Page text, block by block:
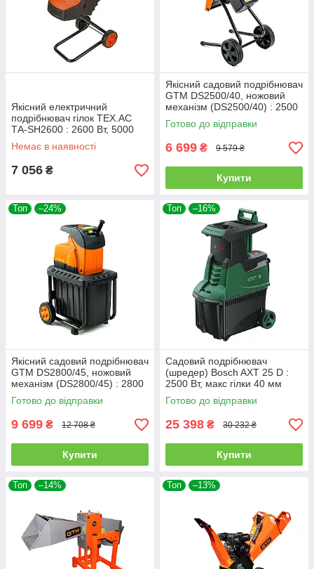
Якісний електричний
подрібнювач гілок TEX.AC
ТА-SH2600 : 2600 Вт, 5000
об/хв, діаметр гілки 45 мм,
ніж, збірник 40 л
Немає в наявності
7 056 ₴
Якісний cадовий подрібнювач
GTM DS2500/40, ножовий
механізм (DS2500/40) : 2500
Вт, діаметр гілки 40 мм, ніж
Готово до відправки
6 699 ₴ 9 579 ₴
Купити
Топ –24%
Якісний cадовий подрібнювач
GTM DS2800/45, ножовий
механізм (DS2800/45) : 2800
Вт, діаметр гілки 45 мм, ніж,
контейнер 60 л
Готово до відправки
9 699 ₴ 12 708 ₴
Купити
Топ –16%
Садовий подрібнювач
(шредер) Bosch AXT 25 D :
2500 Вт, макс гілки 40 мм
(0600803103)
Готово до відправки
25 398 ₴ 30 232 ₴
Купити
Топ –14% Топ –13%